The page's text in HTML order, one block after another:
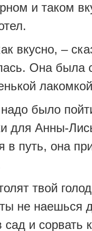
и таком
вкусно, –
Она была
было
для Анны-
в путь, она
твой
не наешься
и сорвать